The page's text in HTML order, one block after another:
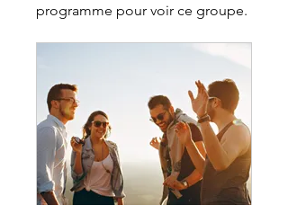
programme pour voir ce groupe.